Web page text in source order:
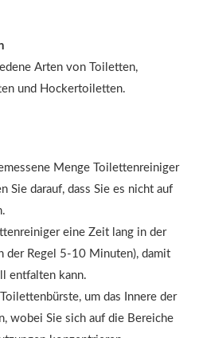
Arten von Toiletten,
und Hockertoiletten.
Menge Toilettenreiniger
Sie darauf, dass Sie es nicht auf
eine Zeit lang in der
der Regel 5-10 Minuten), damit
entfalten kann.
um das Innere der
wobei Sie sich auf die Bereiche